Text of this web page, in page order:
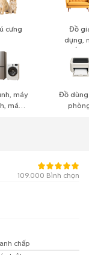
cưng
máy
máy
Đồ
dụng,
thất,
cảnh
Đồ dùng
109.000 Bình chọn
chấp